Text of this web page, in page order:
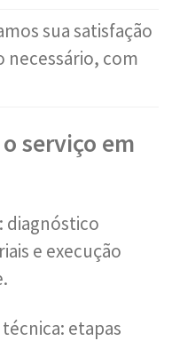
sua satisfação
necessário, com
serviço em
diagnóstico
e execução
técnica: etapas